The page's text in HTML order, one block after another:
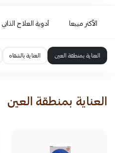
الأكثر مبيعا أدوية العلاج الذاتي
العناية بمنطقة العين العناية بالشفاه
العناية بمنطقة العين